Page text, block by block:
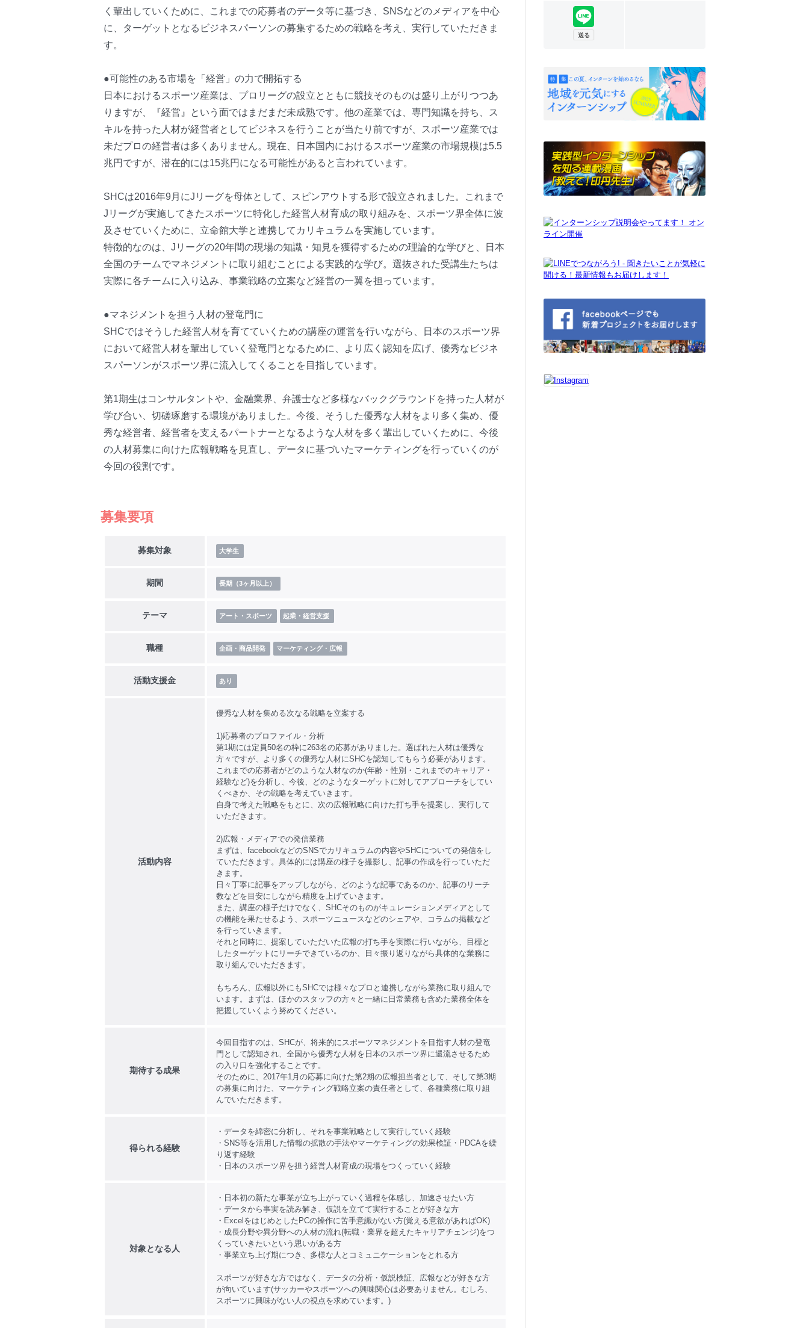
く輩出していくために、これまでの応募者のデータ等に基づき、SNSなどのメディアを中心
に、ターゲットとなるビジネスパーソンの募集するための戦略を考え、実行していただきま
す。
●可能性のある市場を「経営」の力で開拓する
日本におけるスポーツ産業は、プロリーグの設立とともに競技そのものは盛り上がりつつあ
りますが、『経営』という面ではまだまだ未成熟です。他の産業では、専門知識を持ち、ス
キルを持った人材が経営者としてビジネスを行うことが当たり前ですが、スポーツ産業では
未だプロの経営者は多くありません。現在、日本国内におけるスポーツ産業の市場規模は5.5
兆円ですが、潜在的には15兆円になる可能性があると言われています。
SHCは2016年9月にJリーグを母体として、スピンアウトする形で設立されました。これまで
Jリーグが実施してきたスポーツに特化した経営人材育成の取り組みを、スポーツ界全体に波
及させていくために、立命館大学と連携してカリキュラムを実施しています。
特徴的なのは、Jリーグの20年間の現場の知識・知見を獲得するための理論的な学びと、日本
全国のチームでマネジメントに取り組むことによる実践的な学び。選抜された受講生たちは
実際に各チームに入り込み、事業戦略の立案など経営の一翼を担っています。
●マネジメントを担う人材の登竜門に
SHCではそうした経営人材を育てていくための講座の運営を行いながら、日本のスポーツ界
において経営人材を輩出していく登竜門となるために、より広く認知を広げ、優秀なビジネ
スパーソンがスポーツ界に流入してくることを目指しています。
第1期生はコンサルタントや、金融業界、弁護士など多様なバックグラウンドを持った人材が
学び合い、切磋琢磨する環境がありました。今後、そうした優秀な人材をより多く集め、優
秀な経営者、経営者を支えるパートナーとなるような人材を多く輩出していくために、今後
の人材募集に向けた広報戦略を見直し、データに基づいたマーケティングを行っていくのが
今回の役割です。
募集要項
募集対象 大学生
期間 長期（3ヶ月以上）
テーマ アート・スポーツ 起業・経営支援
職種 企画・商品開発 マーケティング・広報
活動支援金 あり
活動内容
優秀な人材を集める次なる戦略を立案する
1)応募者のプロファイル・分析
第1期には定員50名の枠に263名の応募がありました。選ばれた人材は優秀な
方々ですが、より多くの優秀な人材にSHCを認知してもらう必要があります。
これまでの応募者がどのような人材なのか(年齢・性別・これまでのキャリア・
経験など)を分析し、今後、どのようなターゲットに対してアプローチをしてい
くべきか、その戦略を考えていきます。
自身で考えた戦略をもとに、次の広報戦略に向けた打ち手を提案し、実行して
いただきます。
2)広報・メディアでの発信業務
まずは、facebookなどのSNSでカリキュラムの内容やSHCについての発信をし
ていただきます。具体的には講座の様子を撮影し、記事の作成を行っていただ
きます。
日々丁寧に記事をアップしながら、どのような記事であるのか、記事のリーチ
数などを目安にしながら精度を上げていきます。
また、講座の様子だけでなく、SHCそのものがキュレーションメディアとして
の機能を果たせるよう、スポーツニュースなどのシェアや、コラムの掲載など
を行っていきます。
それと同時に、提案していただいた広報の打ち手を実際に行いながら、目標と
したターゲットにリーチできているのか、日々振り返りながら具体的な業務に
取り組んでいただきます。
もちろん、広報以外にもSHCでは様々なプロと連携しながら業務に取り組んで
います。まずは、ほかのスタッフの方々と一緒に日常業務も含めた業務全体を
把握していくよう努めてください。
期待する成果
今回目指すのは、SHCが、将来的にスポーツマネジメントを目指す人材の登竜
門として認知され、全国から優秀な人材を日本のスポーツ界に還流させるため
の入り口を強化することです。
そのために、2017年1月の応募に向けた第2期の広報担当者として、そして第3期
の募集に向けた、マーケティング戦略立案の責任者として、各種業務に取り組
んでいただきます。
得られる経験
・データを綿密に分析し、それを事業戦略として実行していく経験
・SNS等を活用した情報の拡散の手法やマーケティングの効果検証・PDCAを繰
り返す経験
・日本のスポーツ界を担う経営人材育成の現場をつくっていく経験
対象となる人
・日本初の新たな事業が立ち上がっていく過程を体感し、加速させたい方
・データから事実を読み解き、仮説を立てて実行することが好きな方
・ExcelをはじめとしたPCの操作に苦手意識がない方(覚える意欲があればOK)
・成長分野や異分野への人材の流れ(転職・業界を超えたキャリアチェンジ)をつ
くっていきたいという思いがある方
・事業立ち上げ期につき、多様な人とコミュニケーションをとれる方
スポーツが好きな方ではなく、データの分析・仮説検証、広報などが好きな方
が向いています(サッカーやスポーツへの興味関心は必要ありません。むしろ、
スポーツに興味がない人の視点を求めています。)